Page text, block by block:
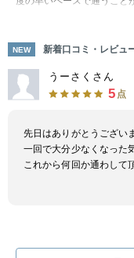
また、従来型だと黒い色
きませんが、当店の器機は
です。また、コラーゲンを
脱毛しながらお肌を整えら
完全予約制・完全個室のプ
気の中で施術させていた
誘は一切ありませんので、
NEW 新着口コミ・レビュ
うーさくさん
5 点
先日はありがとうござい
一回で大分少なくなった
これから何回か通わして